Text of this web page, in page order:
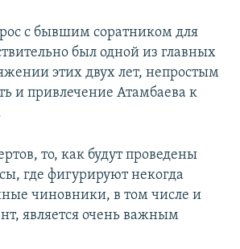
с бывшим соратником для
был одной из главных
этих двух лет, непростым
и привлечение Атамбаева к
то, как будут проведены
где фигурируют некогда
чиновники, в том числе и
является очень важным